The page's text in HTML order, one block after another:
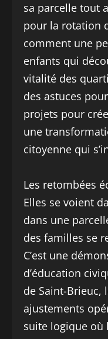
sa parcelle tout
pour la rotation
comment une
enfants qui
vitalité des
des astuces
projets pour
une
citoyenne qui
Les retombées
Elles se voient
dans une
des familles se
C’est une
d’éducation
de Saint-Brieuc,
ajustements
suite logique où